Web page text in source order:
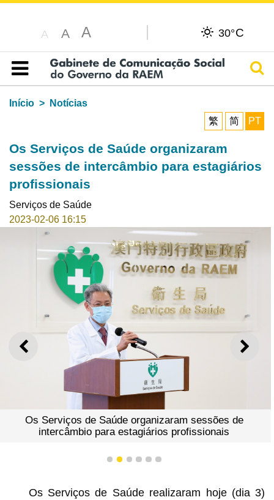
A A A 30°C
Índice
Início
Notícias
繁
简 PT
Os Serviços de Saúde organizaram
sessões de intercâmbio para estagiários
profissionais
Serviços de Saúde
2023-02-06 16:15
ANTERIOR
Os Serviços de Saúde organizaram sessões de
intercâmbio para estagiários profissionais
1 2 3 4 5 6
Os Serviços de Saúde realizaram hoje (dia 3)